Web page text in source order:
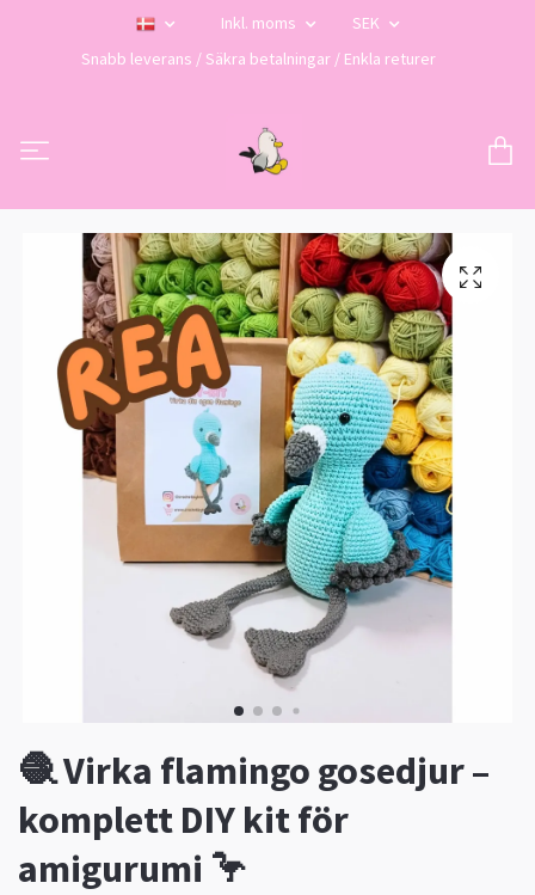
Inkl. moms
SEK
Snabb leverans / Säkra betalningar / Enkla returer
🧶 Virka flamingo gosedjur –
komplett DIY kit för
amigurumi 🦩